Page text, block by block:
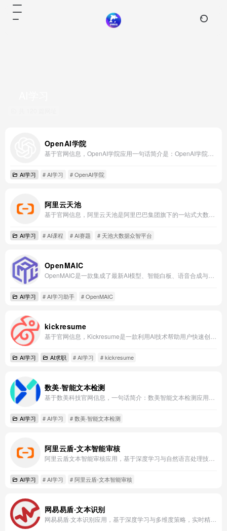
OpenAI学院
AI学习 # AI学习 # OpenAI学院
阿里云天池
AI学习 # AI课程 # AI赛题 # 天池大数据众智平台
OpenMAIC
AI学习 # AI学习助手 # OpenMAIC
kickresume
AI学习 AI求职 # AI学习 # kickresume
数美·智能文本检测
AI学习 # AI学习 # 数美·智能文本检测
阿里云盾-文本智能审核
AI学习 # AI学习 # 阿里云盾-文本智能审核
网易易盾·文本识别